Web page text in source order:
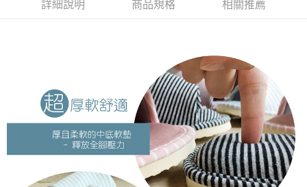
詳細說明 商品規格 相關推薦